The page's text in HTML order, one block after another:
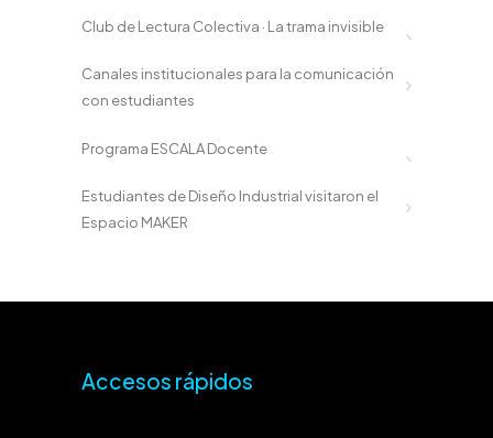
Club de Lectura Colectiva · La trama invisible
Canales institucionales para la comunicación
con estudiantes
Programa ESCALA Docente
Estudiantes de Diseño Industrial visitaron el
Espacio MAKER
Accesos rápidos